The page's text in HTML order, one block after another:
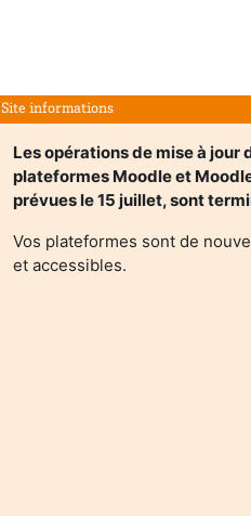
Site informations
Les opérations de mise à jour
plateformes Moodle et
prévues le 15 juillet, sont
Vos plateformes sont de
et accessibles.